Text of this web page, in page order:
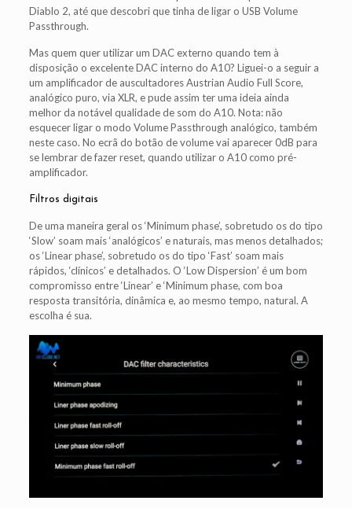
Diablo 2, até que descobri que tinha de ligar o USB Volume
Passthrough.
Mas quem quer utilizar um DAC externo quando tem à
disposição o excelente DAC interno do A10? Liguei-o a seguir a
um amplificador de auscultadores Austrian Audio Full Score,
analógico puro, via XLR, e pude assim ter uma ideia ainda
melhor da notável qualidade de som do A10. Nota: não
esquecer ligar o modo Volume Passthrough analógico, também
neste caso. No ecrã do botão de volume vai aparecer 0dB para
se lembrar de fazer reset, quando utilizar o A10 como pré-
amplificador.
Filtros digitais
De uma maneira geral os ‘Minimum phase’, sobretudo os do tipo
‘Slow’ soam mais ‘analógicos’ e naturais, mas menos detalhados;
os ‘Linear phase’, sobretudo os do tipo ‘Fast’ soam mais
rápidos, ‘clínicos’ e detalhados. O ‘Low Dispersion’ é um bom
compromisso entre ‘Linear’ e ‘Minimum phase, com boa
resposta transitória, dinâmica e, ao mesmo tempo, natural. A
escolha é sua.